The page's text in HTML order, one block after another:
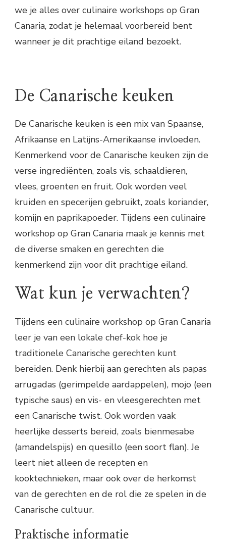
we je alles over culinaire workshops op Gran
Canaria, zodat je helemaal voorbereid bent
wanneer je dit prachtige eiland bezoekt.
De Canarische keuken
De Canarische keuken is een mix van Spaanse,
Afrikaanse en Latijns-Amerikaanse invloeden.
Kenmerkend voor de Canarische keuken zijn de
verse ingrediënten, zoals vis, schaaldieren,
vlees, groenten en fruit. Ook worden veel
kruiden en specerijen gebruikt, zoals koriander,
komijn en paprikapoeder. Tijdens een culinaire
workshop op Gran Canaria maak je kennis met
de diverse smaken en gerechten die
kenmerkend zijn voor dit prachtige eiland.
Wat kun je verwachten?
Tijdens een culinaire workshop op Gran Canaria
leer je van een lokale chef-kok hoe je
traditionele Canarische gerechten kunt
bereiden. Denk hierbij aan gerechten als papas
arrugadas (gerimpelde aardappelen), mojo (een
typische saus) en vis- en vleesgerechten met
een Canarische twist. Ook worden vaak
heerlijke desserts bereid, zoals bienmesabe
(amandelspijs) en quesillo (een soort flan). Je
leert niet alleen de recepten en
kooktechnieken, maar ook over de herkomst
van de gerechten en de rol die ze spelen in de
Canarische cultuur.
Praktische informatie